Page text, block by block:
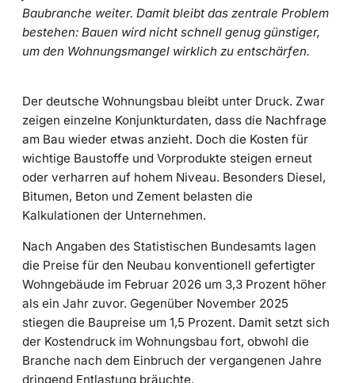
Baubranche weiter. Damit bleibt das zentrale Problem
bestehen: Bauen wird nicht schnell genug günstiger,
um den Wohnungsmangel wirklich zu entschärfen.
Der deutsche Wohnungsbau bleibt unter Druck. Zwar
zeigen einzelne Konjunkturdaten, dass die Nachfrage
am Bau wieder etwas anzieht. Doch die Kosten für
wichtige Baustoffe und Vorprodukte steigen erneut
oder verharren auf hohem Niveau. Besonders Diesel,
Bitumen, Beton und Zement belasten die
Kalkulationen der Unternehmen.
Nach Angaben des Statistischen Bundesamts lagen
die Preise für den Neubau konventionell gefertigter
Wohngebäude im Februar 2026 um 3,3 Prozent höher
als ein Jahr zuvor. Gegenüber November 2025
stiegen die Baupreise um 1,5 Prozent. Damit setzt sich
der Kostendruck im Wohnungsbau fort, obwohl die
Branche nach dem Einbruch der vergangenen Jahre
dringend Entlastung bräuchte.